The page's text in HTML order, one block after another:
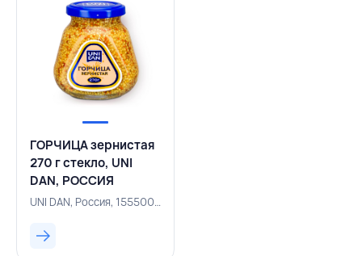
ГОРЧИЦА зернистая
270 г стекло, UNI
DAN, РОССИЯ
UNI DAN, Россия, 155500220